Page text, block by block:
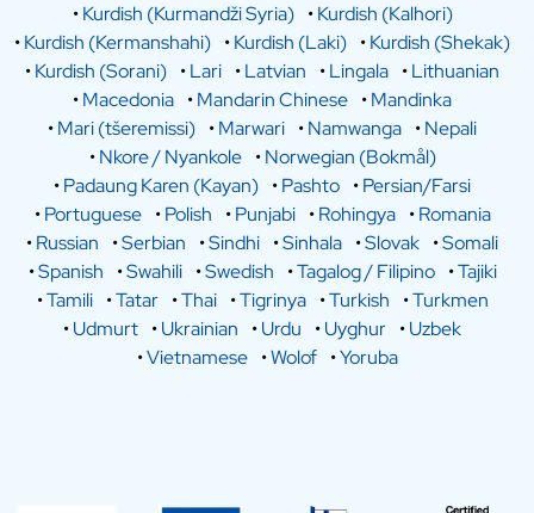
•Kurdish (Kurmandži Syria) •Kurdish (Kalhori)
•Kurdish (Kermanshahi) •Kurdish (Laki) •Kurdish (Shekak)
•Kurdish (Sorani) •Lari •Latvian •Lingala •Lithuanian
•Macedonia •Mandarin Chinese •Mandinka
•Mari (tšeremissi) •Marwari •Namwanga •Nepali
•Nkore / Nyankole •Norwegian (Bokmål)
•Padaung Karen (Kayan) •Pashto •Persian/Farsi
•Portuguese •Polish •Punjabi •Rohingya •Romania
•Russian •Serbian •Sindhi •Sinhala •Slovak •Somali
•Spanish •Swahili •Swedish •Tagalog / Filipino •Tajiki
•Tamili •Tatar •Thai •Tigrinya •Turkish •Turkmen
•Udmurt •Ukrainian •Urdu •Uyghur •Uzbek
•Vietnamese •Wolof •Yoruba